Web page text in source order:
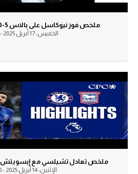
ملخص فوز نيوكاسل على بالاس 5-0 (الدوري الإنجليزي)
الخميس، 17 أبريل 2025 - 11:46
ملخص تعادل تشيلسي مع إبسويتش 2-2 (الدوري الإنجليزي)
الإثنين، 14 أبريل 2025 - 00:18